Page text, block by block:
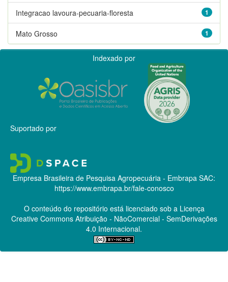
1
Integracao lavoura-pecuaria-floresta
1
Mato Grosso
Indexado por
Suportado por
Empresa Brasileira de Pesquisa Agropecuária - Embrapa SAC:
https://www.embrapa.br/fale-conosco
O conteúdo do repositório está licenciado sob a Licença
Creative CommonsAtribuição - NãoComercial - SemDerivações
4.0 Internacional.